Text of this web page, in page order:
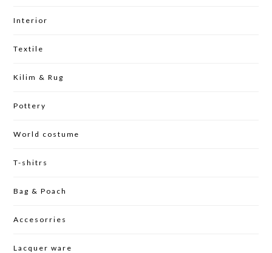
Interior
Textile
Kilim & Rug
Pottery
World costume
T-shitrs
Bag & Poach
Accesorries
Lacquer ware